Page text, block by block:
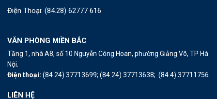
Điện Thoại: (84.28) 62777 616
VĂN PHÒNG MIỀN BẮC
Tầng 1, nhà A8, số 10 Nguyễn Công Hoan, phường Giảng Võ, TP Hà
Nội.
Điện thoại: (84.24) 37713699; (84.24) 37713638; (84.4) 37711756
LIÊN HỆ